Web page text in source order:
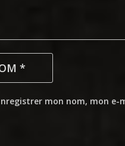
mon nom, mon